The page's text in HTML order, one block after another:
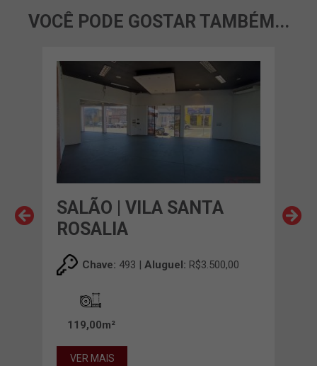
VOCÊ PODE GOSTAR TAMBÉM...
SALÃO | VILA SANTA
ROSALIA
Chave: 493 | Aluguel: R$3.500,00
119,00m²
VER MAIS